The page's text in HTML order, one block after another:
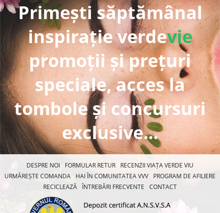
Primești săptămânal
inspirație verdevie
promoții și prețuri
speciale, acces la
tombole și concursuri
exclusive...
DESPRE NOI FORMULAR RETUR
RECENZII VIAȚA VERDE VIU
URMĂREȘTE COMANDA
HAI ÎN COMUNITATEA VVV
PROGRAM DE AFILIERE
RECICLEAZĂ ÎNTREBĂRI FRECVENTE CONTACT